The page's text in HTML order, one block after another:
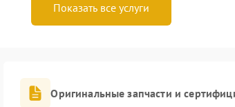
Показать все услуги
Оригинальные запчасти и